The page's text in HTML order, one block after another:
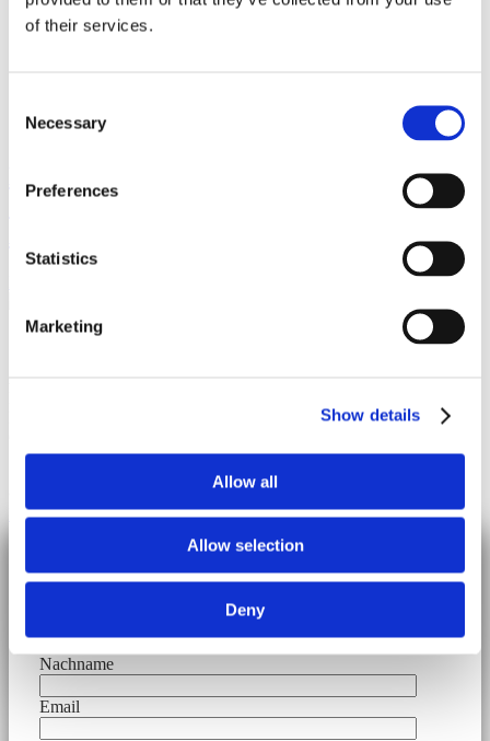
of their services.
Selection
Necessary
Preferences
Statistics
Marketing
Show details
Allow all
Allow selection
Deny
Schlagwort:
Mechanismen der Gewalt – Arcangelo
Sassolino
Stahl, komprimierter Stickstoff, Glasflaschen, Computer, Plexiglas,
Bruchteil einer Sekunde ein Magnetventil für die Bereitstellung von
Stickstoff mit einem Druck…
© 2026 Frankfurter Kunstverein
Impressum Datenschutz Cookie Policy
Download file
Nachname
Email